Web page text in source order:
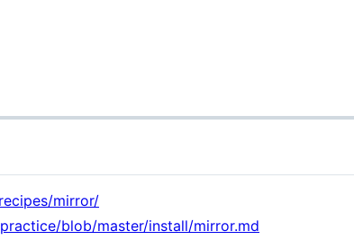
mirror/
blob/master/install/mirror.md